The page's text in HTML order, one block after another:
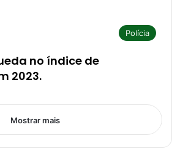
Polícia
no índice de
2023.
Mostrar mais